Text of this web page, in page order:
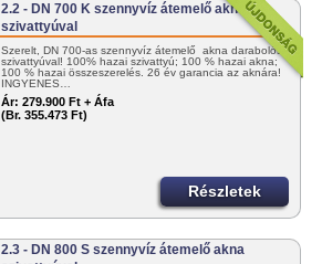
2.2 - DN 700 K szennyvíz átemelő akna
szivattyúval
Szerelt, DN 700-as szennyvíz átemelő akna darabolós
szivattyúval! 100% hazai szivattyú; 100 % hazai akna;
100 % hazai összeszerelés. 26 év garancia az aknára!
INGYENES…
Ár: 279.900 Ft + Áfa
(Br. 355.473 Ft)
Részletek
2.3 - DN 800 S szennyvíz átemelő akna